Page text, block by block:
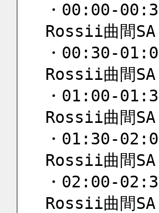
・00:00-
Rossii曲間SA
・00:30-
Rossii曲間SA
・01:00-
Rossii曲間SA
・01:30-
Rossii曲間SA
・02:00-
Rossii曲間SA